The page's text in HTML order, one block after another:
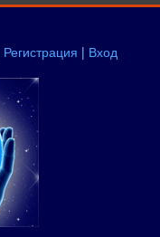
Регистрация | Вход